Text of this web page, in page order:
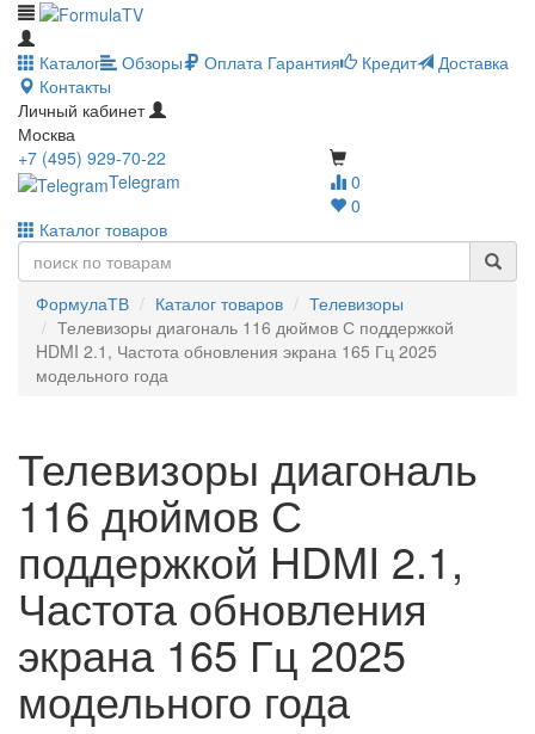
Каталог Обзоры Оплата Гарантия Кредит
Доставка
Контакты
Личный кабинет
Москва
0
0
+7 (495) 929-70-22
Telegram
Каталог товаров
ФормулаТВ Каталог товаров
Телевизоры
Телевизоры диагональ 116 дюймов С поддержкой
HDMI 2.1, Частота обновления экрана 165 Гц 2025
модельного года
Телевизоры диагональ
116 дюймов С
поддержкой HDMI 2.1,
Частота обновления
экрана 165 Гц 2025
модельного года